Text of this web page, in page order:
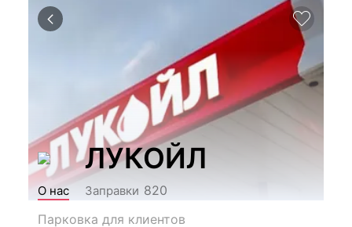
ЛУКОЙЛ
О нас Заправки 820
Парковка для клиентов